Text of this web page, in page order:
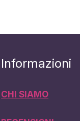
Informazioni
CHI SIAMO